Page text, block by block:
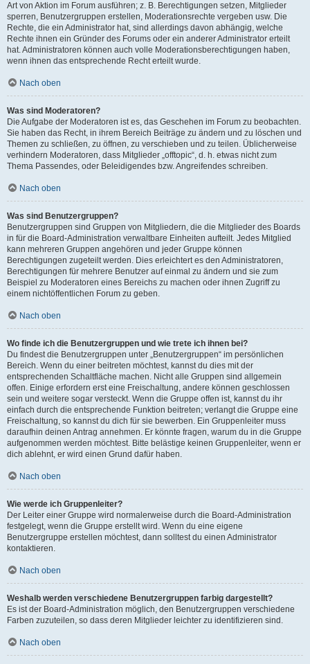
Art von Aktion im Forum ausführen; z. B. Berechtigungen setzen, Mitglieder
sperren, Benutzergruppen erstellen, Moderationsrechte vergeben usw. Die
Rechte, die ein Administrator hat, sind allerdings davon abhängig, welche
Rechte ihnen ein Gründer des Forums oder ein anderer Administrator erteilt
hat. Administratoren können auch volle Moderationsberechtigungen haben,
wenn ihnen das entsprechende Recht erteilt wurde.
Nach oben
Was sind Moderatoren?
Die Aufgabe der Moderatoren ist es, das Geschehen im Forum zu beobachten.
Sie haben das Recht, in ihrem Bereich Beiträge zu ändern und zu löschen und
Themen zu schließen, zu öffnen, zu verschieben und zu teilen. Üblicherweise
verhindern Moderatoren, dass Mitglieder „offtopic“, d. h. etwas nicht zum
Thema Passendes, oder Beleidigendes bzw. Angreifendes schreiben.
Nach oben
Was sind Benutzergruppen?
Benutzergruppen sind Gruppen von Mitgliedern, die die Mitglieder des Boards
in für die Board-Administration verwaltbare Einheiten aufteilt. Jedes Mitglied
kann mehreren Gruppen angehören und jeder Gruppe können
Berechtigungen zugeteilt werden. Dies erleichtert es den Administratoren,
Berechtigungen für mehrere Benutzer auf einmal zu ändern und sie zum
Beispiel zu Moderatoren eines Bereichs zu machen oder ihnen Zugriff zu
einem nichtöffentlichen Forum zu geben.
Nach oben
Wo finde ich die Benutzergruppen und wie trete ich ihnen bei?
Du findest die Benutzergruppen unter „Benutzergruppen“ im persönlichen
Bereich. Wenn du einer beitreten möchtest, kannst du dies mit der
entsprechenden Schaltfläche machen. Nicht alle Gruppen sind allgemein
offen. Einige erfordern erst eine Freischaltung, andere können geschlossen
sein und weitere sogar versteckt. Wenn die Gruppe offen ist, kannst du ihr
einfach durch die entsprechende Funktion beitreten; verlangt die Gruppe eine
Freischaltung, so kannst du dich für sie bewerben. Ein Gruppenleiter muss
daraufhin deinen Antrag annehmen. Er könnte fragen, warum du in die Gruppe
aufgenommen werden möchtest. Bitte belästige keinen Gruppenleiter, wenn er
dich ablehnt, er wird einen Grund dafür haben.
Nach oben
Wie werde ich Gruppenleiter?
Der Leiter einer Gruppe wird normalerweise durch die Board-Administration
festgelegt, wenn die Gruppe erstellt wird. Wenn du eine eigene
Benutzergruppe erstellen möchtest, dann solltest du einen Administrator
kontaktieren.
Nach oben
Weshalb werden verschiedene Benutzergruppen farbig dargestellt?
Es ist der Board-Administration möglich, den Benutzergruppen verschiedene
Farben zuzuteilen, so dass deren Mitglieder leichter zu identifizieren sind.
Nach oben